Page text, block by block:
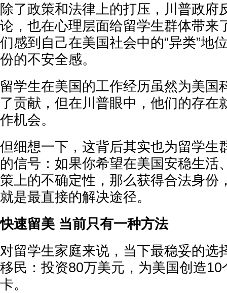
除了政策和法律上的打压，川普政府
论，也在心理层面给留学生群体带来
们感到自己在美国社会中的“异类”地
份的不安全感。
留学生在美国的工作经历虽然为美国
了贡献，但在川普眼中，他们的存在
作机会。
但细想一下，这背后其实也为留学生
的信号：如果你希望在美国安稳生活
策上的不确定性，那么获得合法身份
就是最直接的解决途径。
快速留美 当前只有一种方法
对留学生家庭来说，当下最稳妥的选
移民：投资80万美元，为美国创造
卡。